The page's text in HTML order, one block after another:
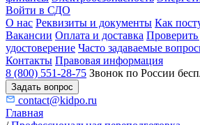
Войти в СДО
О нас Реквизиты и документы Как
Вакансии Оплата и доставка
удостоверение Часто задаваемые
Контакты Правовая информация
8 (800) 551-28-75 Звонок по России
Задать вопрос
contact@kidpo.ru
Главная